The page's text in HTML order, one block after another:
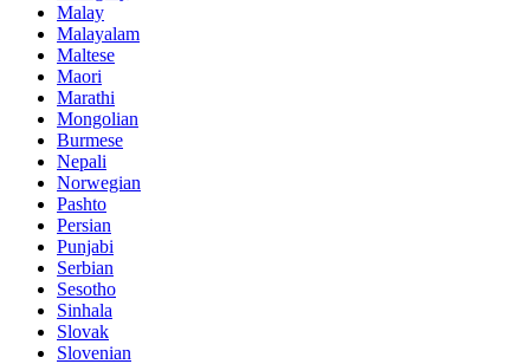
Malay
Malayalam
Maltese
Maori
Marathi
Mongolian
Burmese
Nepali
Norwegian
Pashto
Persian
Punjabi
Serbian
Sesotho
Sinhala
Slovak
Slovenian